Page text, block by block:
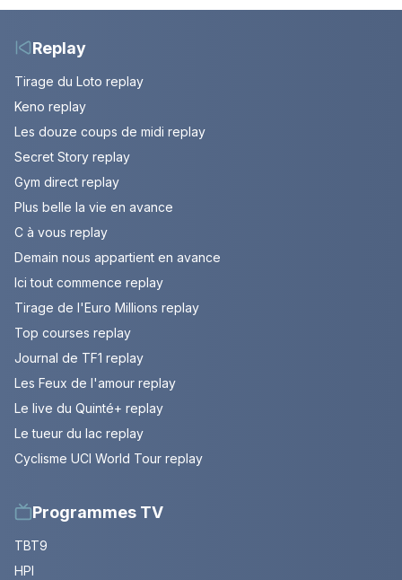
Vollering remporte son
aux Championnats
Replay
Tirage du Loto replay
Keno replay
Les douze coups de midi replay
Secret Story replay
Gym direct replay
Plus belle la vie en avance
C à vous replay
Demain nous appartient en avance
Ici tout commence replay
Tirage de l'Euro Millions replay
Top courses replay
Journal de TF1 replay
Les Feux de l'amour replay
Le live du Quinté+ replay
Le tueur du lac replay
Cyclisme UCI World Tour replay
Programmes TV
TBT9
HPI